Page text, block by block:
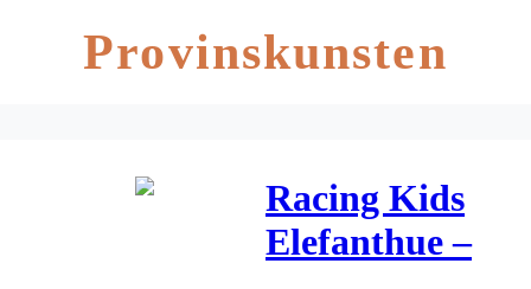
Provinskunsten
Racing Kids
Elefanthue –